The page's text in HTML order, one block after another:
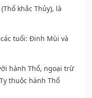
khắc Thủy), là
tuổi: Đinh Mùi và
hành Thổ, ngoại trừ
thuộc hành Thổ